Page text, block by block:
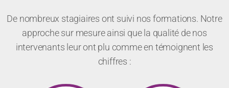
De nombreux stagiaires ont suivi nos formations. Notre
approche sur mesure ainsi que la qualité de nos
intervenants leur ont plu comme en témoignent les
chiffres :